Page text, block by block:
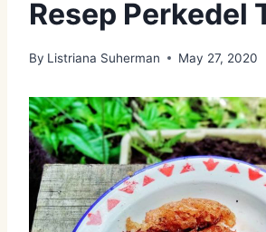
Resep Perkedel
By Listriana Suherman May 27, 2020